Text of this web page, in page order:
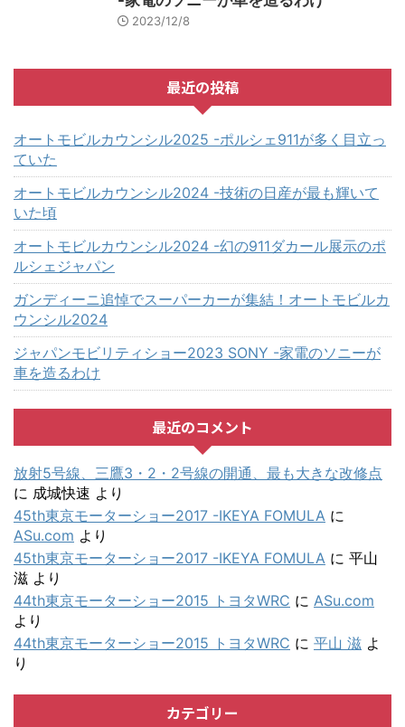
2023/12/8
最近の投稿
オートモビルカウンシル2025 -ポルシェ911が多く目立っ
ていた
オートモビルカウンシル2024 -技術の日産が最も輝いて
いた頃
オートモビルカウンシル2024 -幻の911ダカール展示のポ
ルシェジャパン
ガンディーニ追悼でスーパーカーが集結！オートモビルカ
ウンシル2024
ジャパンモビリティショー2023 SONY -家電のソニーが
車を造るわけ
最近のコメント
放射5号線、三鷹3・2・2号線の開通、最も大きな改修点
に 成城快速 より
45th東京モーターショー2017 -IKEYA FOMULA に
ASu.com より
45th東京モーターショー2017 -IKEYA FOMULA に 平山
滋 より
44th東京モーターショー2015 トヨタWRC に ASu.com
より
44th東京モーターショー2015 トヨタWRC に 平山 滋 よ
り
カテゴリー